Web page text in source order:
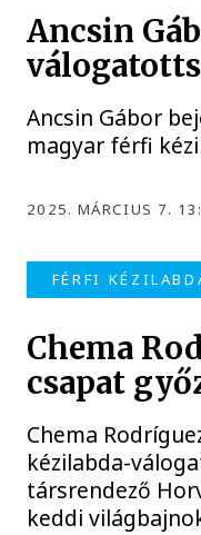
Ancsin
Ancsin Gábor
magyar férfi
2025. MÁRCIUS 7.
FÉRFI
Chema
csapat
Chema
kézilabda-
társrendező
keddi